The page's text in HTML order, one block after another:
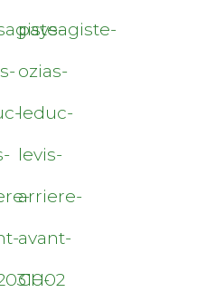
paysagiste-
ozias-
leduc-
levis-
arriere-
avant-
CH02